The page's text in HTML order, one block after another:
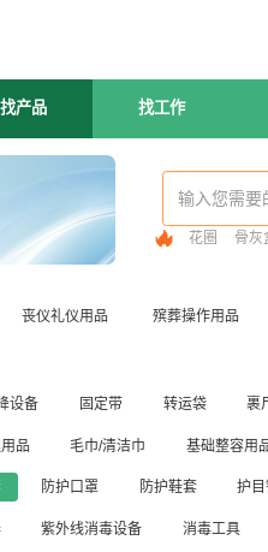
找产品 找工作
花圈 骨灰
丧仪礼仪用品 殡葬操作用品
设备 固定带 转运袋 裹
品 毛巾/清洁巾 基础整容用
防护口罩 防护鞋套 护
紫外线消毒设备 消毒工具